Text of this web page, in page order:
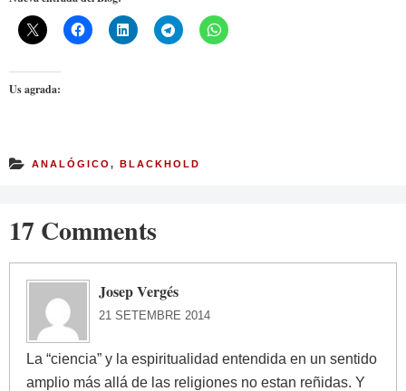
Us agrada:
ANALÓGICO , BLACKHOLD
17 Comments
Josep Vergés
21 SETEMBRE 2014
La “ciencia” y la espiritualidad entendida en un sentido
amplio más allá de las religiones no estan reñidas. Y